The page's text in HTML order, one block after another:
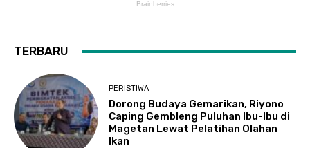
TERBARU
PERISTIWA
Dorong Budaya Gemarikan, Riyono
Caping Gembleng Puluhan Ibu-Ibu di
Magetan Lewat Pelatihan Olahan
Ikan